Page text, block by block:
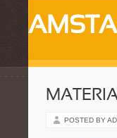
POSTED BY